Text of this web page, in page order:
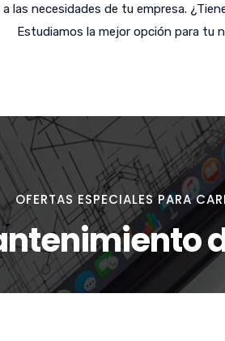
a las necesidades de tu empresa.
Estudiamos la mejor opción para tu
OFERTAS ESPECIALES PARA